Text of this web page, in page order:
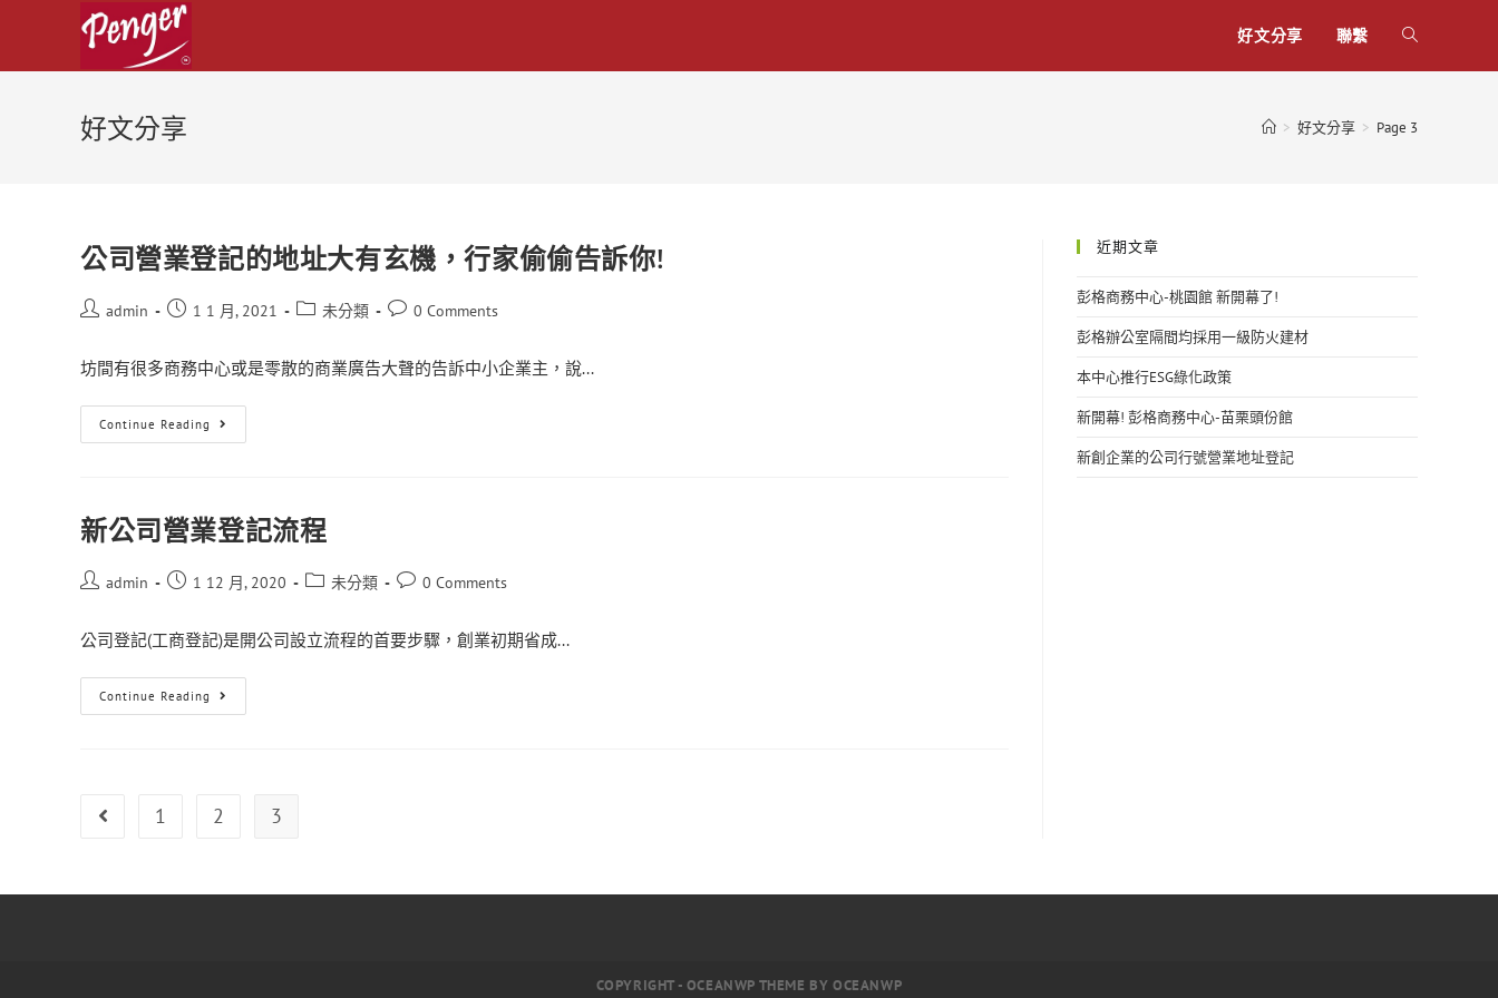
好文分享 聯繫
好文分享 > 好文分享 > Page 3
公司營業登記的地址大有玄機，行家偷偷告訴你!
admin 1 1 月, 2021 未分類 0 Comments
坊間有很多商務中心或是零散的商業廣告大聲的告訴中小企業主，說...
Continue Reading
新公司營業登記流程
admin 1 12 月, 2020 未分類 0 Comments
公司登記(工商登記)是開公司設立流程的首要步驟，創業初期省成...
Continue Reading
1 2 3
近期文章
彭格商務中心-桃園館 新開幕了!
彭格辦公室隔間均採用一級防火建材
本中心推行ESG綠化政策
新開幕! 彭格商務中心-苗栗頭份館
新創企業的公司行號營業地址登記
COPYRIGHT - OCEANWP THEME BY OCEANWP